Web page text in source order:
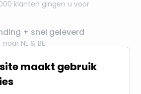
klanten gingen u voor
+ snel geleverd
NL & BE
voorraad
maakt gebruik